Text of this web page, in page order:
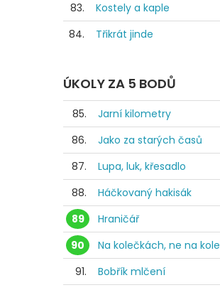
83.
Kostely a kaple
84.
Třikrát jinde
ÚKOLY ZA 5 BODŮ
85.
Jarní kilometry
86.
Jako za starých časů
87.
Lupa, luk, křesadlo
88.
Háčkovaný hakisák
89
Hraničář
90
Na kolečkách, ne na kole
91.
Bobřík mlčení